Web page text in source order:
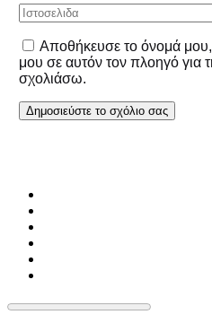
Αποθήκευσε το όνομά μου,
μου σε αυτόν τον πλοηγό
σχολιάσω.